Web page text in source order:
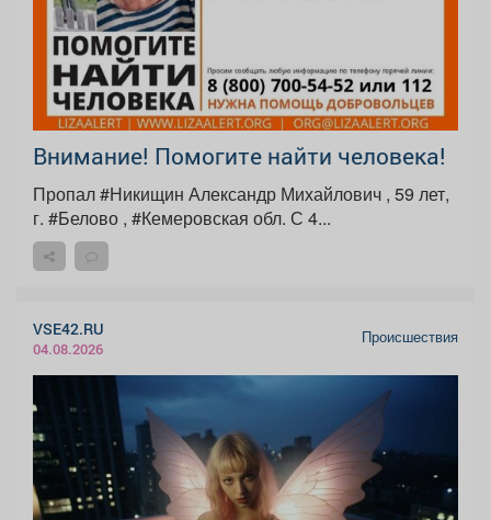
Внимание! Помогите найти человека!
Пропал #Никищин Александр Михайлович , 59 лет,
г. #Белово , #Кемеровская обл. С 4...
VSE42.RU
04.08.2026
Происшествия